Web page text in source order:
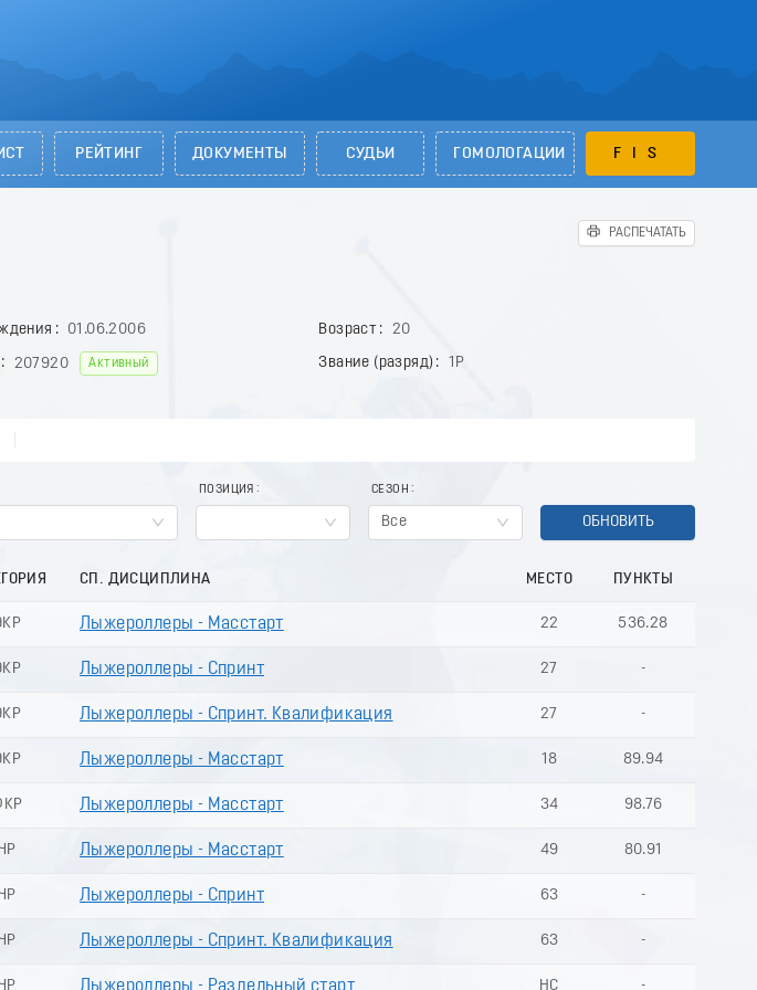
РЕЙТИНГ ДОКУМЕНТЫ СУДЬИ ГОМОЛОГАЦИИ FIS
РАСПЕЧАТАТЬ
01.06.2006 Возраст
20
207920 Активный Звание (разряд) 1Р
ПОЗИЦИЯ СЕЗОН
Все ОБНОВИТЬ
СП. ДИСЦИПЛИНА МЕСТО ПУНКТЫ
Лыжероллеры - Масстарт 22 536.28
Лыжероллеры - Спринт 27 -
Лыжероллеры - Спринт. Квалификация 27 -
Лыжероллеры - Масстарт 18 89.94
Лыжероллеры - Масстарт 34 98.76
Лыжероллеры - Масстарт 49 80.91
Лыжероллеры - Спринт 63 -
Лыжероллеры - Спринт. Квалификация 63 -
НС -